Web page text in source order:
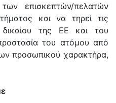
επισκεπτών/πελατών
και να τηρεί τις
δικαίου της ΕΕ και του
του ατόμου από
προσωπικού χαρακτήρα,